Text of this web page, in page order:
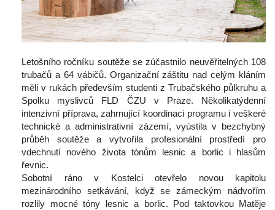
Letošního ročníku soutěže se zúčastnilo neuvěřitelných 108
trubačů a 64 vábičů. Organizační záštitu nad celým kláním
měli v rukách především studenti z Trubačského půlkruhu a
Spolku myslivců FLD ČZU v Praze. Několikatýdenní
intenzivní příprava, zahrnující koordinaci programu i veškeré
technické a administrativní zázemí, vyústila v bezchybný
průběh soutěže a vytvořila profesionální prostředí pro
vdechnutí nového života tónům lesnic a borlic i hlasům
řevnic.
Sobotní ráno v Kostelci otevřelo novou kapitolu
mezinárodního setkávání, když se zámeckým nádvořím
rozlily mocné tóny lesnic a borlic. Pod taktovkou Matěje